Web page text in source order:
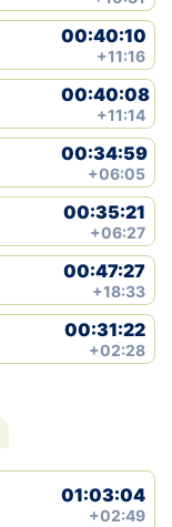
00:40:10
+11:16
00:40:08
+11:14
00:34:59
+06:05
00:35:21
+06:27
00:47:27
+18:33
00:31:22
+02:28
01:03:04
+02:49